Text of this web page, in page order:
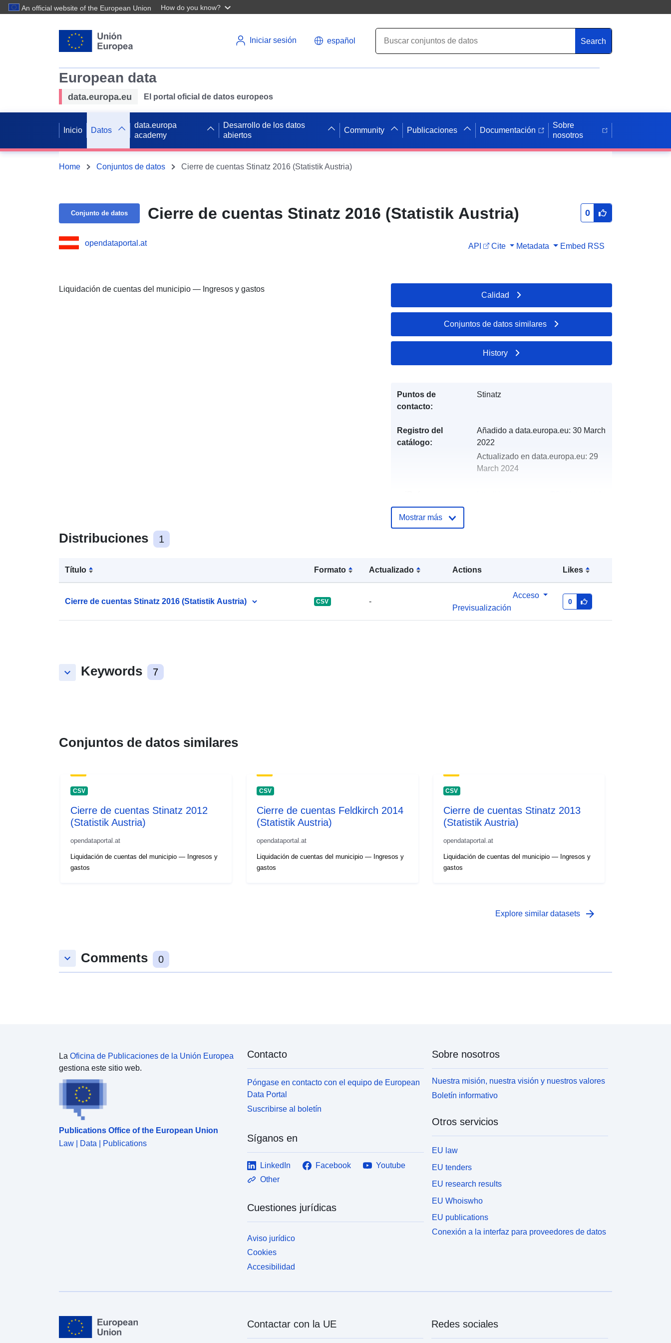
An official website of the European Union How do you know?
Iniciar sesión español Search
European data
data.europa.eu El portal oficial de datos europeos
Inicio Datos
data.europa
academy
Desarrollo de los datos
abiertos
Community Publicaciones Documentación
Sobre
nosotros
Home Conjuntos de datos Cierre de cuentas Stinatz 2016 (Statistik Austria)
Conjunto de datos Cierre de cuentas Stinatz 2016 (Statistik Austria) 0
opendataportal.at API Cite Metadata Embed RSS
Liquidación de cuentas del municipio — Ingresos y gastos
Distribuciones 1
Título Formato Actualizado Actions Likes
Cierre de cuentas Stinatz 2016 (Statistik Austria) CSV -
Acceso
Previsualización
0
keyboard_arrow_down Keywords 7
Calidad
Conjuntos de datos similares
History
Puntos de
contacto:
Stinatz
Registro del
catálogo:
Añadido a data.europa.eu: 30 March
2022
Actualizado en data.europa.eu: 29
March 2024
Mostrar más
Conjuntos de datos similares
CSV
Cierre de cuentas Stinatz 2012
(Statistik Austria)
opendataportal.at
Liquidación de cuentas del municipio — Ingresos y
gastos
CSV
Cierre de cuentas Feldkirch 2014
(Statistik Austria)
opendataportal.at
Liquidación de cuentas del municipio — Ingresos y
gastos
CSV
Cierre de cuentas Stinatz 2013
(Statistik Austria)
opendataportal.at
Liquidación de cuentas del municipio — Ingresos y
gastos
Explore similar datasets arrow_forward
keyboard_arrow_down Comments 0
La Oficina de Publicaciones de la Unión Europea
gestiona este sitio web.
Publications Office of the European Union
Law | Data | Publications
Contacto
Póngase en contacto con el equipo de European
Data Portal
Suscribirse al boletín
Síganos en
LinkedIn Facebook
Youtube
Other
Cuestiones jurídicas
Aviso jurídico
Cookies
Accesibilidad
Sobre nosotros
Nuestra misión, nuestra visión y nuestros valores
Boletín informativo
Otros servicios
EU law
EU tenders
EU research results
EU Whoiswho
EU publications
Conexión a la interfaz para proveedores de datos
Contactar con la UE Redes sociales